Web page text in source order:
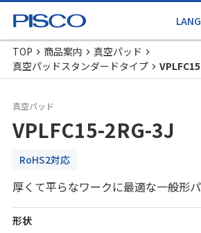
TOP 商品案内
真空パッド
真空パッドスタンダードタイプ
真空パッド
VPLFC15-2RG-3J
RoHS2対応
厚くて平らなワークに最適な一般形パ
形状